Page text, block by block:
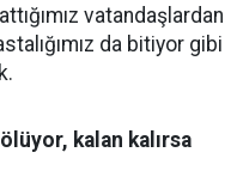
vatandaşlardan
da bitiyor gibi
kalan kalırsa